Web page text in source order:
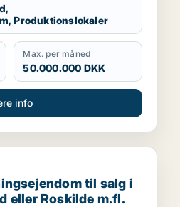
Produktionslokaler
Max. per måned
50.000.000 DKK
info
til salg i Storkøbenhavn
til salg i Greve,
til salg i
eller Roskilde m.fl.